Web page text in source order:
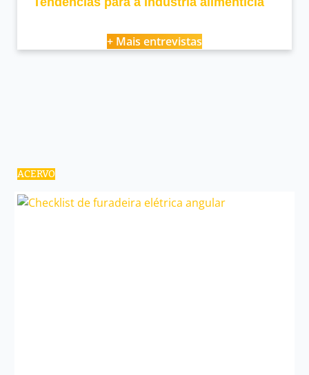
+ Mais entrevistas
ACERVO